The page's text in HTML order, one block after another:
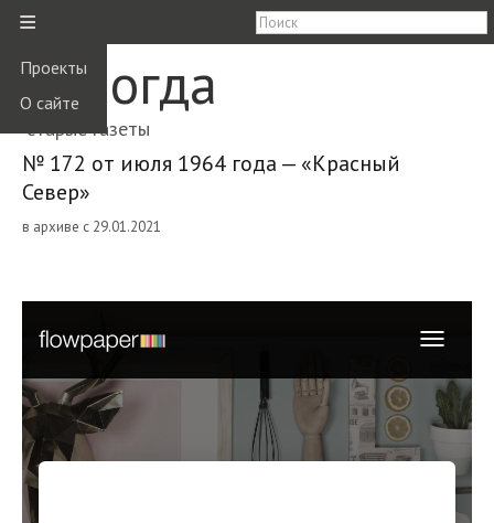
≡
Проекты
О сайте
Вологда
старые газеты
№ 172 от июля 1964 года — «Красный
Север»
в архиве с 29.01.2021